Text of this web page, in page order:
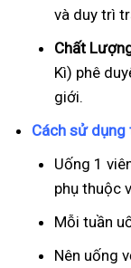
và duy trì
Chất
Kì) phê
giới.
Cách sử dụng
Uống 1
phụ thuộc
Mỗi tuần
Nên uống